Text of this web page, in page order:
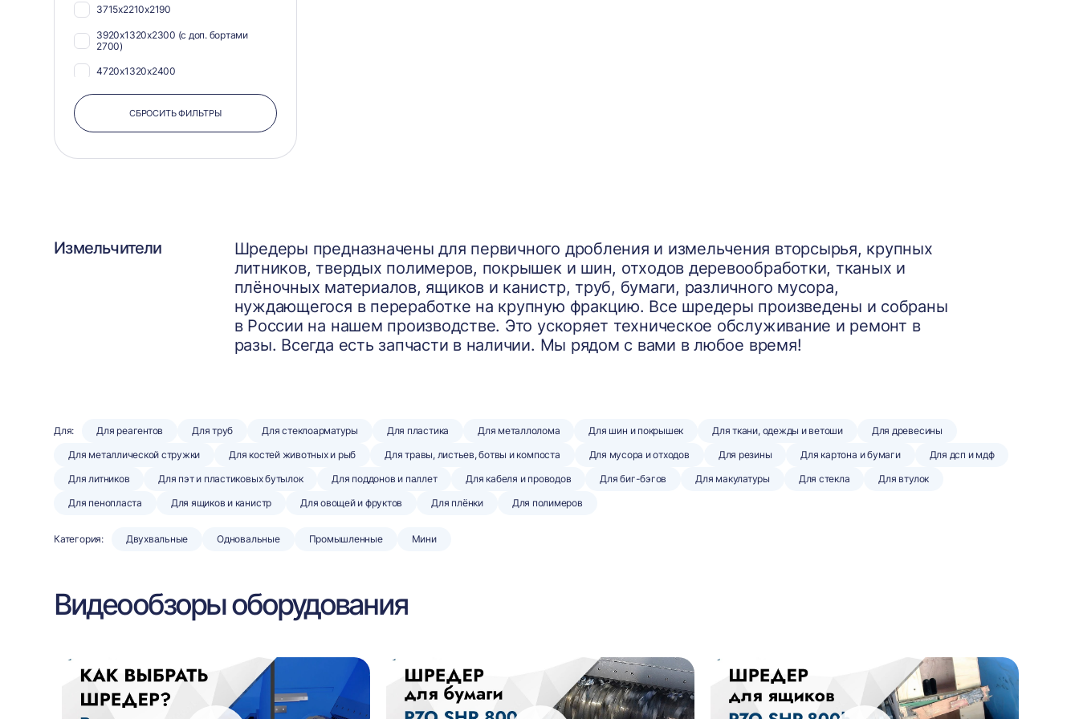
3715х2210х2190
3920х1320х2300 (с доп. бортами
2700)
4720х1320х2400
СБРОСИТЬ ФИЛЬТРЫ
Измельчители
Шредеры предназначены для первичного дробления и измельчения вторсырья, крупных
литников, твердых полимеров, покрышек и шин, отходов деревообработки, тканых и
плёночных материалов, ящиков и канистр, труб, бумаги, различного мусора,
нуждающегося в переработке на крупную фракцию. Все шредеры произведены и собраны
в России на нашем производстве. Это ускоряет техническое обслуживание и ремонт в
разы. Всегда есть запчасти в наличии. Мы рядом с вами в любое время!
Для: Для реагентов Для труб Для стеклоарматуры Для пластика Для металлолома Для шин и покрышек Для ткани, одежды и ветоши
Для древесины
Для металлической стружки
Для костей животных и рыб Для травы, листьев, ботвы и компоста Для мусора и отходов Для резины Для картона и бумаги
Для дсп и мдф
Для литников
Для пэт и пластиковых бутылок Для поддонов и паллет Для кабеля и проводов Для биг-бэгов Для макулатуры Для стекла
Для втулок
Для пенопласта
Для ящиков и канистр Для овощей и фруктов Для плёнки Для полимеров
Категория: Двухвальные Одновальные Промышленные Мини
Видеообзоры оборудования